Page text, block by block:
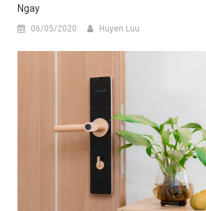
Ngay
06/05/2020 Huyen Luu